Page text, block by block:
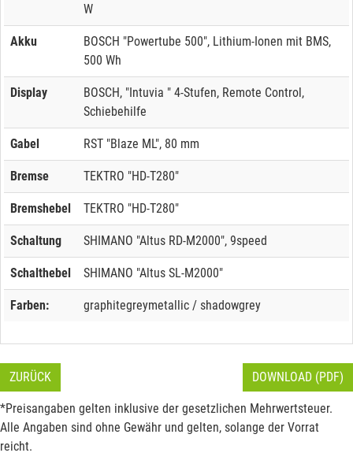
W
Akku
BOSCH "Powertube 500", Lithium-Ionen mit BMS,
500 Wh
Display
BOSCH, "Intuvia " 4-Stufen, Remote Control,
Schiebehilfe
Gabel RST "Blaze ML", 80 mm
Bremse TEKTRO "HD-T280"
Bremshebel TEKTRO "HD-T280"
Schaltung SHIMANO "Altus RD-M2000", 9speed
Schalthebel SHIMANO "Altus SL-M2000"
Farben: graphitegreymetallic / shadowgrey
ZURÜCK DOWNLOAD (PDF)
*Preisangaben gelten inklusive der gesetzlichen Mehrwertsteuer.
Alle Angaben sind ohne Gewähr und gelten, solange der Vorrat
reicht.